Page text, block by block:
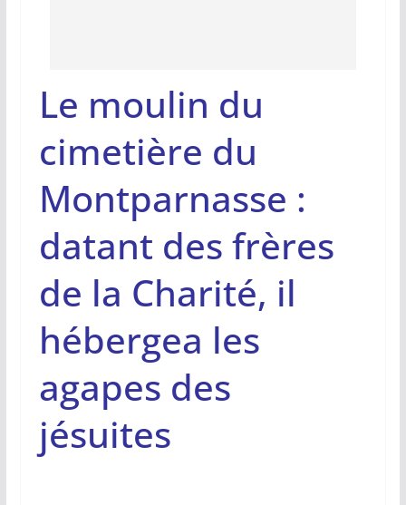
Le moulin du
cimetière du
Montparnasse :
datant des frères
de la Charité, il
hébergea les
agapes des
jésuites